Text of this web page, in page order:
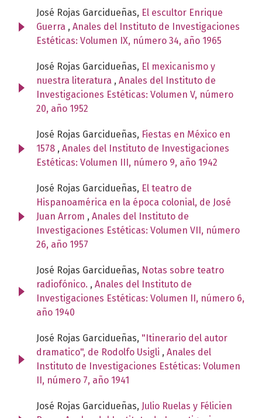
José Rojas Garcidueñas, El escultor Enrique
Guerra , Anales del Instituto de Investigaciones
Estéticas: Volumen IX, número 34, año 1965
José Rojas Garcidueñas, El mexicanismo y
nuestra literatura , Anales del Instituto de
Investigaciones Estéticas: Volumen V, número
20, año 1952
José Rojas Garcidueñas, Fiestas en México en
1578 , Anales del Instituto de Investigaciones
Estéticas: Volumen III, número 9, año 1942
José Rojas Garcidueñas, El teatro de
Hispanoamérica en la época colonial, de José
Juan Arrom , Anales del Instituto de
Investigaciones Estéticas: Volumen VII, número
26, año 1957
José Rojas Garcidueñas, Notas sobre teatro
radiofónico. , Anales del Instituto de
Investigaciones Estéticas: Volumen II, número 6,
año 1940
José Rojas Garcidueñas, "Itinerario del autor
dramatico", de Rodolfo Usigli , Anales del
Instituto de Investigaciones Estéticas: Volumen
II, número 7, año 1941
José Rojas Garcidueñas, Julio Ruelas y Félicien